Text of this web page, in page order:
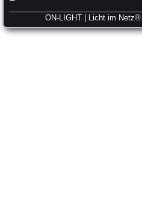
ON-LIGHT | Licht im Netz®